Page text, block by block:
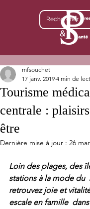
Tourisme
centrale :
être
mfsouchet
17 janv. 2019 4 min de
Dernière mise à jour : 26
Loin des plages, des
stations à la mode du
retrouvez joie et
escale en famille